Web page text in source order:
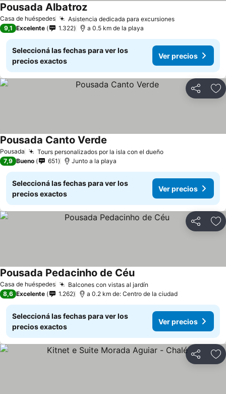
Casa de huéspedes Asistencia dedicada para excursiones
Pousada Albatroz
9,1 Excelente 1.322 a 0.5 km de la playa
Seleccioná las fechas para ver los
precios exactos
Ver precios
Compartir
Pousada Tours personalizados por la isla con el dueño
Pousada Canto Verde
7,9 Bueno 651 Junto a la playa
Seleccioná las fechas para ver los
precios exactos
Ver precios
Compartir
Casa de huéspedes Balcones con vistas al jardín
Pousada Pedacinho de Céu
8,6 Excelente 1.262 a 0.2 km de: Centro de la ciudad
Seleccioná las fechas para ver los
precios exactos
Ver precios
Compartir